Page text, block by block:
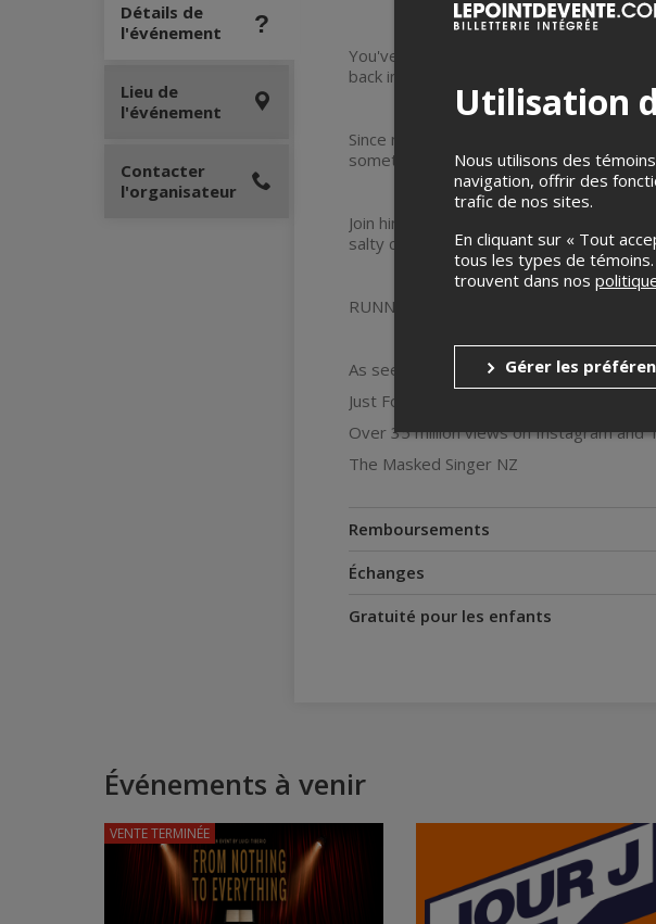
Détails de
l'événement
You've seen him all over your social
back in your city with another night of
Since moving to Canada two years ago,
sometimes it all feels a bit like you're
Join him for an hour full of jokes and
salty comedy style.
RUNNER UP - "Best of the Fest" Award
As seen on:
Just For Laughs
Over 35 million views on Instagram and
The Masked Singer NZ
Remboursements
Échanges
Gratuité pour les enfants
Lieu de
l'événement
Contacter
l'organisateur
Événements à venir
VENTE TERMINÉE
Utilisation
Nous utilisons des
navigation, offrir des
trafic de nos sites.
En cliquant sur « Tout
tous les types de
trouvent dans nos
Gérer les